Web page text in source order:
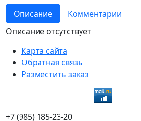
Описание
Комментарии
Описание отсутствует
Карта сайта
Обратная связь
Разместить заказ
+7 (985) 185-23-20